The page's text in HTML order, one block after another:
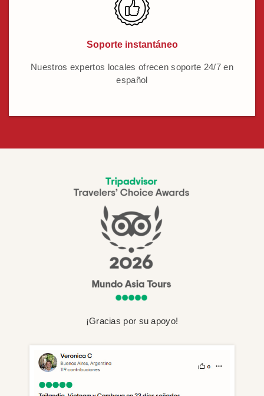
Soporte instantáneo
Nuestros expertos locales ofrecen soporte 24/7 en
español
¡Gracias por su apoyo!